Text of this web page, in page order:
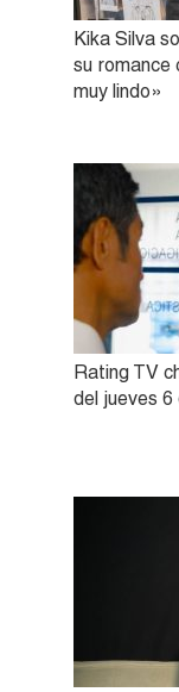
Kika Silva
su romance
muy lindo»
Rating TV
del jueves